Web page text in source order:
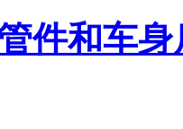
件和车